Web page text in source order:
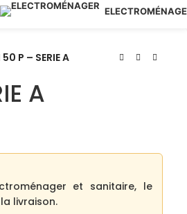
P – SERIE A
A
et sanitaire, le
livraison.